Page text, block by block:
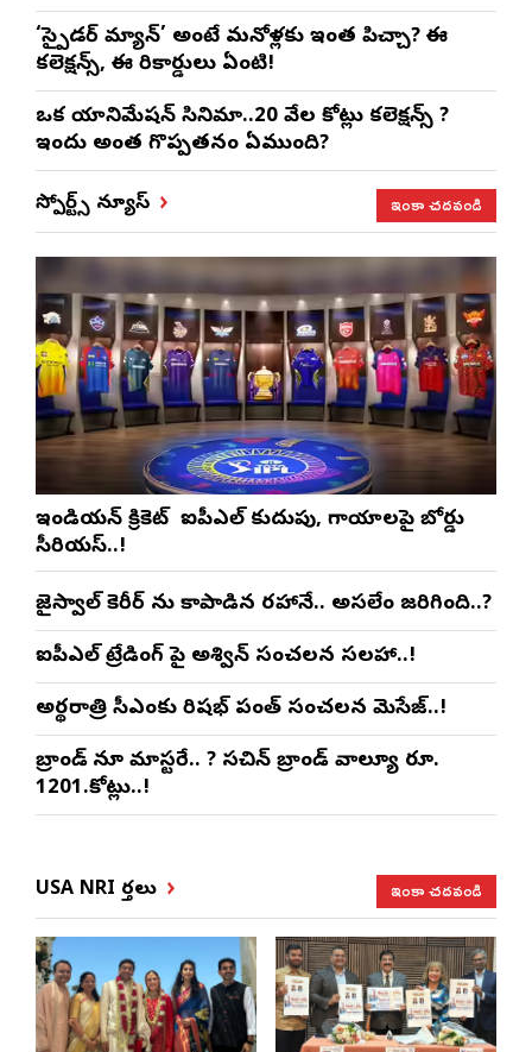
‘స్పైడర్ మ్యాన్’ అంటే మనోళ్లకు ఇంత పిచ్చా? ఈ
కలెక్షన్స్, ఈ రికార్డులు ఏంటి!
ఒక యానిమేషన్ సినిమా..20 వేల కోట్లు కలెక్షన్స్ ?
ఇందులో అంత గొప్పతనం ఏముంది?
స్పోర్ట్స్ న్యూస్ ఇంకా చదవండి
ఇండియన్ క్రికెట్ లో ఐపీఎల్ కుదుపు, గాయాలపై బోర్డు
సీరియస్..!
జైస్వాల్‌ కెరీర్ ను కాపాడిన రహానే.. అసలేం జరిగింది..?
ఐపీఎల్ ట్రేడింగ్ పై అశ్విన్ సంచలన సలహా..!
అర్థరాత్రి సీఎంకు రిషభ్ పంత్ సంచలన మెసేజ్..!
బ్రాండ్ లోనూ మాస్టరే.. ? సచిన్ బ్రాండ్ వాల్యూ రూ.
1201.కోట్లు..!
USA NRI వార్తలు ఇంకా చదవండి